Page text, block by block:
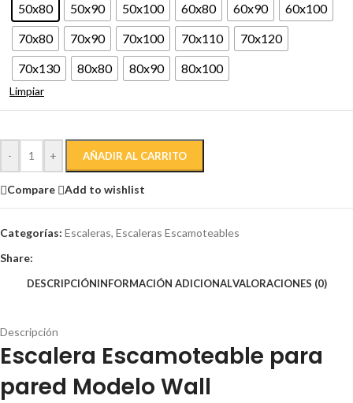
50x80 50x90 50x100 60x80 60x90
60x100
70x80
70x90 70x100 70x110
70x120
70x130
80x80 80x90 80x100
Limpiar
- + AÑADIR AL CARRITO
Compare Add to wishlist
Categorías: Escaleras, Escaleras Escamoteables
Share:
DESCRIPCIÓNINFORMACIÓN ADICIONALVALORACIONES (0)
Descripción
Escalera Escamoteable para
pared Modelo Wall